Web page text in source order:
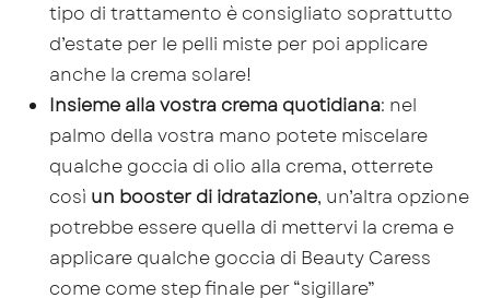
tipo di trattamento è consigliato soprattutto
d’estate per le pelli miste per poi applicare
anche la crema solare!
Insieme alla vostra crema quotidiana: nel
palmo della vostra mano potete miscelare
qualche goccia di olio alla crema, otterrete
così un booster di idratazione, un’altra opzione
potrebbe essere quella di mettervi la crema e
applicare qualche goccia di Beauty Caress
come come step finale per “sigillare”